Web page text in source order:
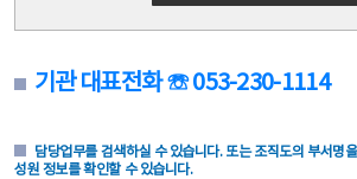
기관 대표전화 ☏ 053-230-1114
담당업무를 검색하실 수 있습니다. 또는 조직도의 부서명
성원 정보를 확인할 수 있습니다.